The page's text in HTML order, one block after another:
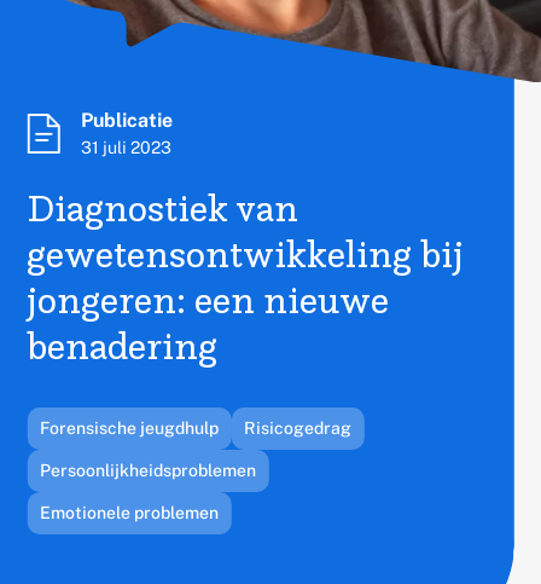
Diagnostiek van
gewetensontwikkeling bij
jongeren: een nieuwe
benadering
Publicatietype:
Publicatie
Published
31 juli 2023
Gerelateerd
thema's:
Forensische jeugdhulp Risicogedrag
Persoonlijkheidsproblemen
Emotionele problemen